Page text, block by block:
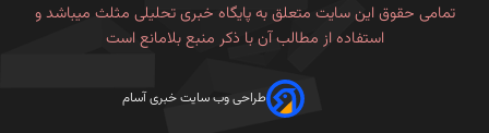
تمامی حقوق این سایت متعلق به پایگاه خبری تحلیلی مثلث میباشد و
استفاده از مطالب آن با ذکر منبع بلامانع است
طراحی وب سایت خبری آسام